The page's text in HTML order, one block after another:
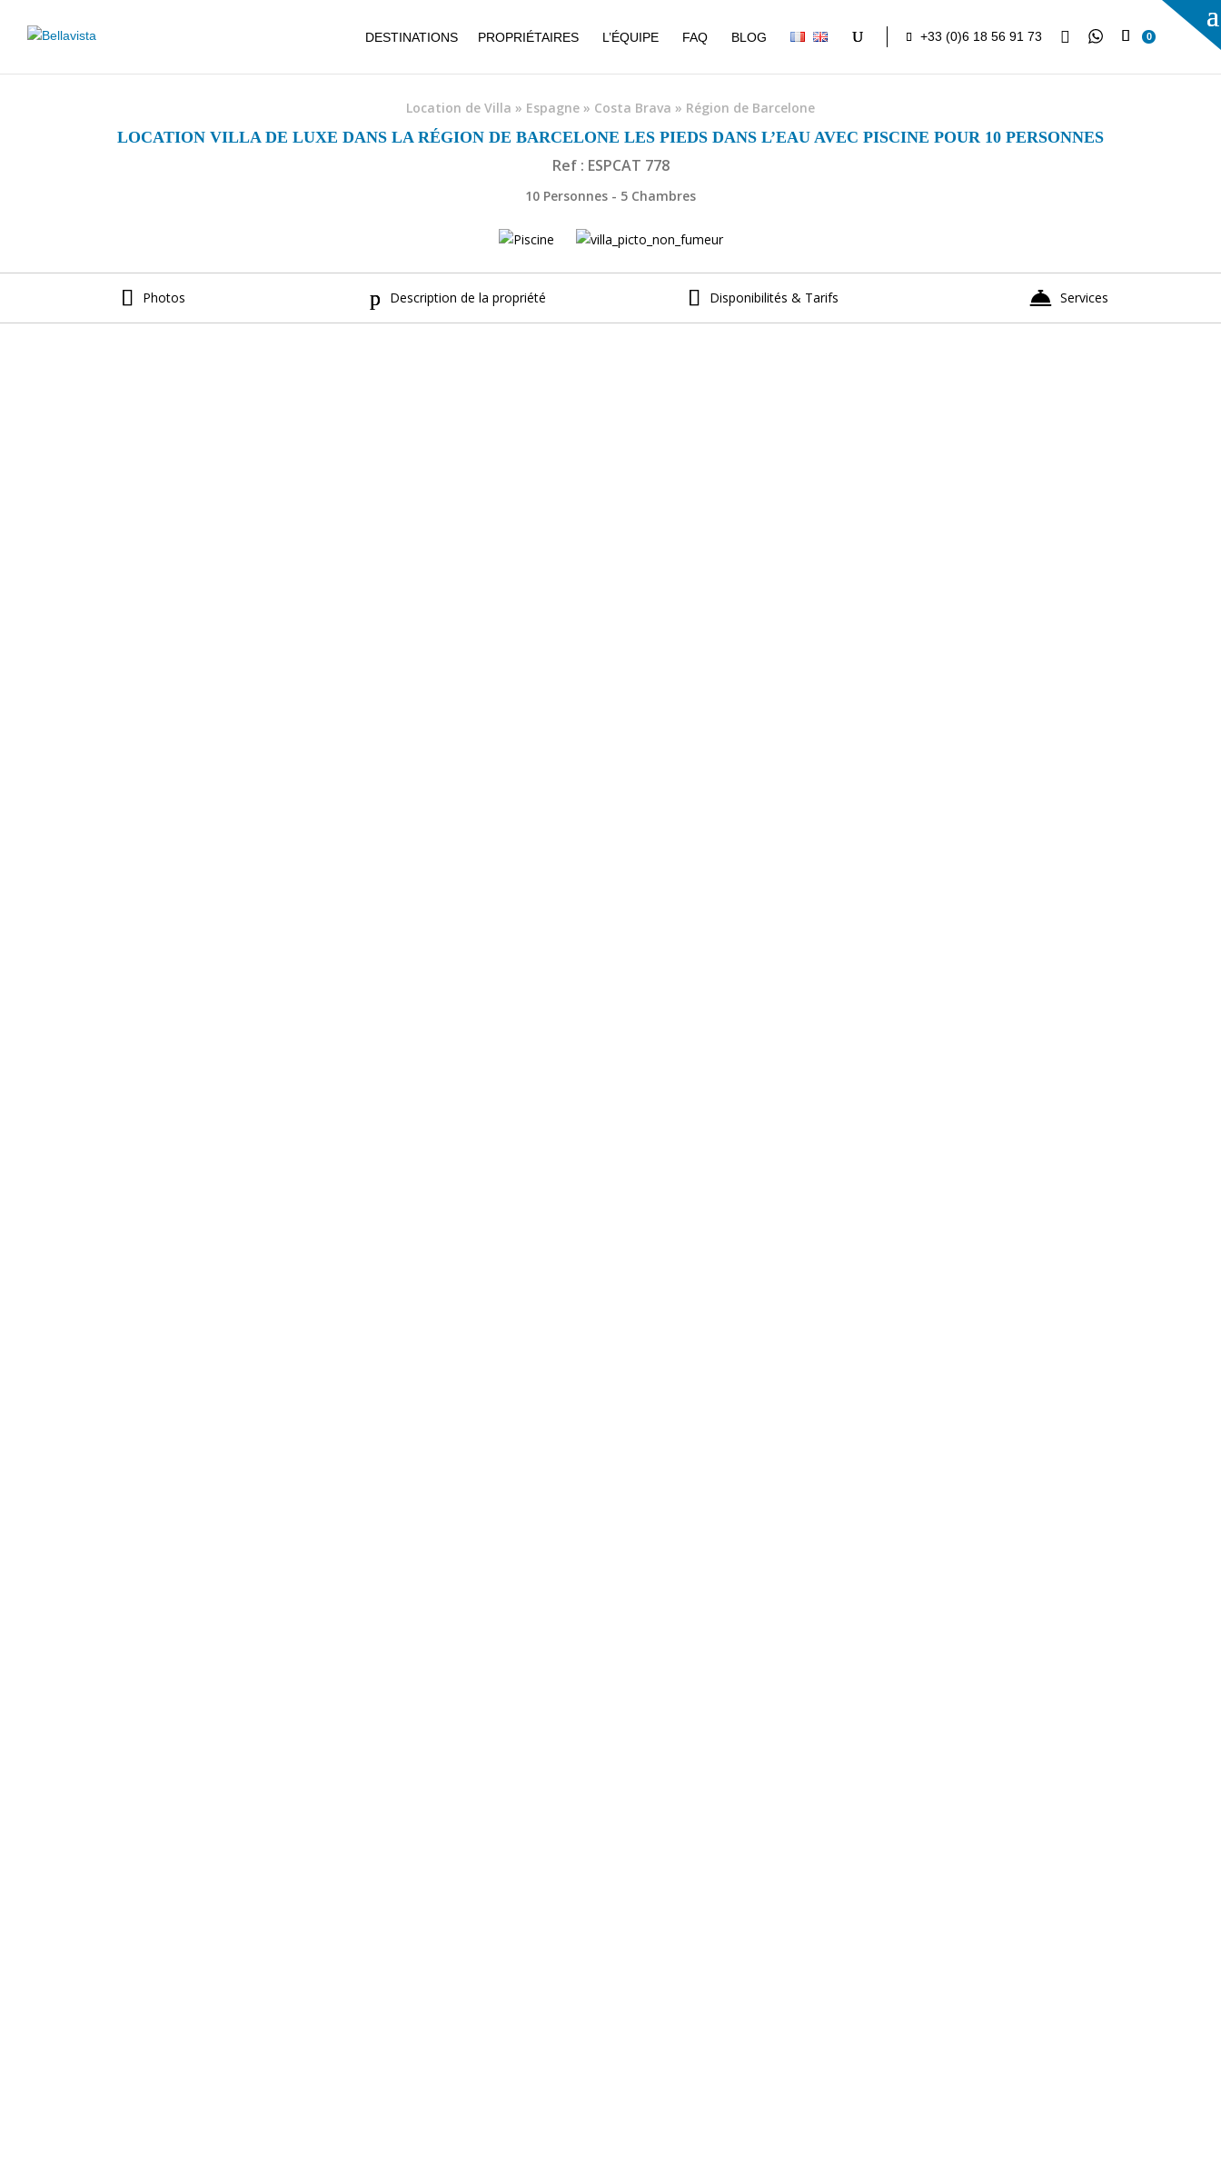
DESTINATIONS PROPRIÉTAIRES L’ÉQUIPE FAQ BLOG +33 (0)6 18 56 91 73  0
Location de Villa » Espagne » Costa Brava » Région de Barcelone
LOCATION VILLA DE LUXE DANS LA RÉGION DE BARCELONE LES PIEDS DANS L’EAU AVEC PISCINE POUR 10 PERSONNES
Ref : ESPCAT 778
10 Personnes - 5 Chambres
Photos Description de la propriété Disponibilités & Tarifs Services